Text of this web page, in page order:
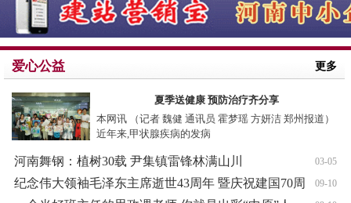
爱心公益 更多
夏季送健康 预防治疗齐分享
本网讯 （记者 魏健 通讯员 霍梦瑶 方妍洁 郑州报道）
近年来,甲状腺疾病的发病
03-05
河南舞钢：植树30载 尹集镇雷锋林满山川
09-10
纪念伟大领袖毛泽东主席逝世43周年 暨庆祝建国70周